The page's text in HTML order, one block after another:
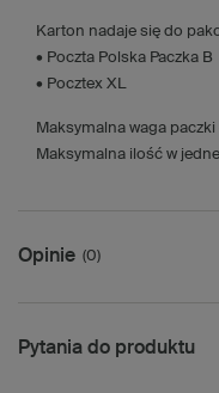
Karton nadaje się do
• Poczta Polska Paczka B
• Pocztex XL
Maksymalna waga paczki
Maksymalna ilość w
Opinie (0)
Pytania do produktu